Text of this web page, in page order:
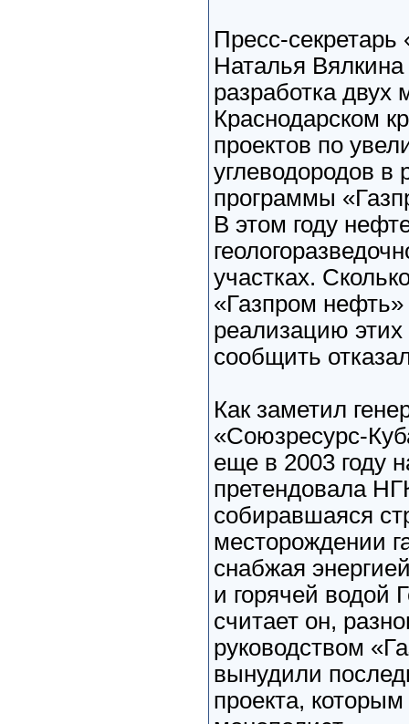
Пресс-
Наталья
разработка двух
Краснодарском
проектов по
углеводородов в
программы
В этом году
участках.
«Газпром нефть»
реализацию этих
сообщить
Как заметил
«Союзресурс-
еще в 2003 году
претендовала
собиравшаяся
месторождении
снабжая
и горячей водой
считает он,
руководством
вынудили
проекта,